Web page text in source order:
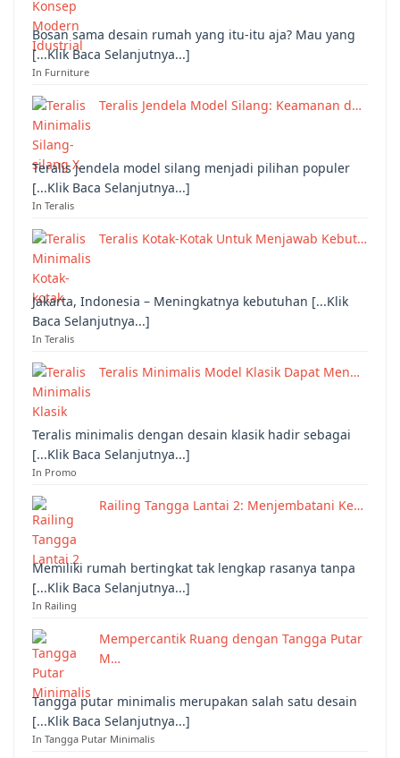
Bosan sama desain rumah yang itu-itu aja? Mau yang
[...Klik Baca Selanjutnya...]
In Furniture
Teralis Jendela Model Silang: Keamanan d…
Teralis jendela model silang menjadi pilihan populer
[...Klik Baca Selanjutnya...]
In Teralis
Teralis Kotak-Kotak Untuk Menjawab Kebut…
Jakarta, Indonesia – Meningkatnya kebutuhan [...Klik
Baca Selanjutnya...]
In Teralis
Teralis Minimalis Model Klasik Dapat Men…
Teralis minimalis dengan desain klasik hadir sebagai
[...Klik Baca Selanjutnya...]
In Promo
Railing Tangga Lantai 2: Menjembatani Ke…
Memiliki rumah bertingkat tak lengkap rasanya tanpa
[...Klik Baca Selanjutnya...]
In Railing
Mempercantik Ruang dengan Tangga Putar
M…
Tangga putar minimalis merupakan salah satu desain
[...Klik Baca Selanjutnya...]
In Tangga Putar Minimalis